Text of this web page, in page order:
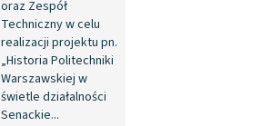
oraz Zespół
Techniczny w celu
realizacji projektu pn.
„Historia Politechniki
Warszawskiej w
świetle działalności
Senackie...